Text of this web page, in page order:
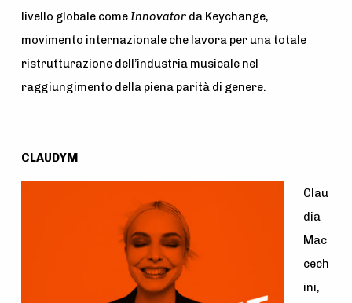
livello globale comeInnovatorda Keychange,
movimento internazionale che lavora per una totale
ristrutturazione dell’industria musicale nel
raggiungimento della piena parità di genere.
CLAUDYM
Clau
dia
Mac
cech
ini,